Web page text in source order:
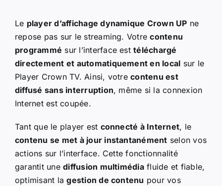
Le player d’affichage dynamique Crown UP ne
repose pas sur le streaming. Votrecontenu
programmé sur l’interface esttéléchargé
directement et automatiquement en local sur le
Player Crown TV. Ainsi, votrecontenu est
diffusé sans interruption, même si la connexion
Internet est coupée.
Tant que le player est connecté à Internet, le
contenu se met à jour instantanément selon vos
actions sur l’interface. Cette fonctionnalité
garantit unediffusion multimédiafluide et fiable,
optimisant lagestion de contenu pour vos